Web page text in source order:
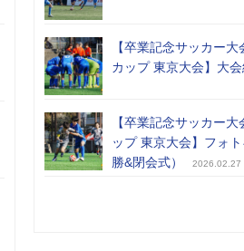
【卒業記念サッカー
カップ 東京大会】大
【卒業記念サッカー
ップ 東京大会】フォ
勝&閉会式）
2026.02.27